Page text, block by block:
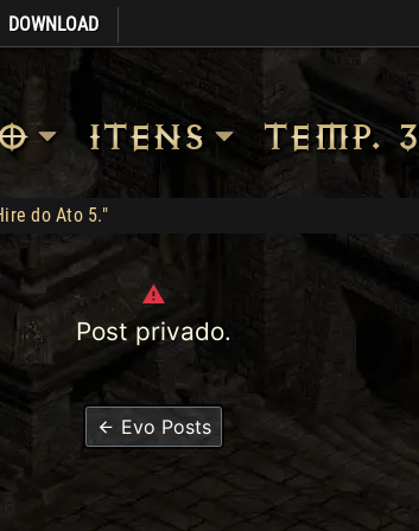
DOWNLOAD
ITENS TEMP.
do Ato 5."
conquistou Vice Baal Speed!
Dark Wanderer!
- Compra: 800
Tryhard 95!
of Jordan - Compra: 500
Post privado.
Evo Posts